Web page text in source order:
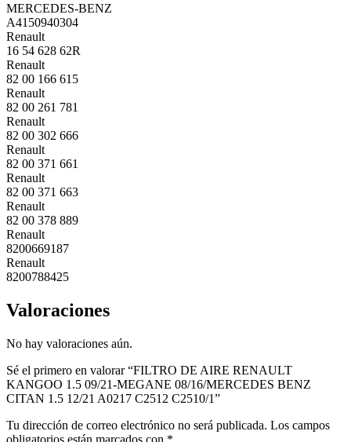
MERCEDES-BENZ
A4150940304
Renault
16 54 628 62R
Renault
82 00 166 615
Renault
82 00 261 781
Renault
82 00 302 666
Renault
82 00 371 661
Renault
82 00 371 663
Renault
82 00 378 889
Renault
8200669187
Renault
8200788425
Valoraciones
No hay valoraciones aún.
Sé el primero en valorar “FILTRO DE AIRE RENAULT
KANGOO 1.5 09/21-MEGANE 08/16/MERCEDES BENZ
CITAN 1.5 12/21 A0217 C2512 C2510/1”
Tu dirección de correo electrónico no será publicada. Los campos
obligatorios están marcados con *